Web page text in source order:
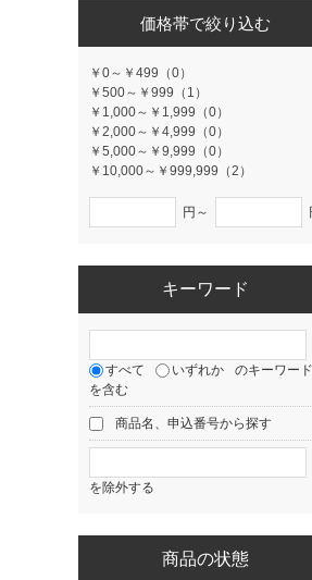
価格帯で絞り込む
￥0～￥499（0）
￥500～￥999（1）
￥1,000～￥1,999（0）
￥2,000～￥4,999（0）
￥5,000～￥9,999（0）
￥10,000～￥999,999（2）
円～
キーワード
すべて いずれか
のキーワード
を含む
商品名、申込番号から探す
を除外する
商品の状態